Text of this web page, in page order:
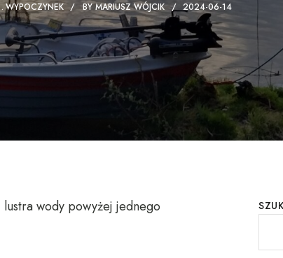
WYPOCZYNEK BYMARIUSZ WÓJCIK 2024-06-14
wody powyżej jednego